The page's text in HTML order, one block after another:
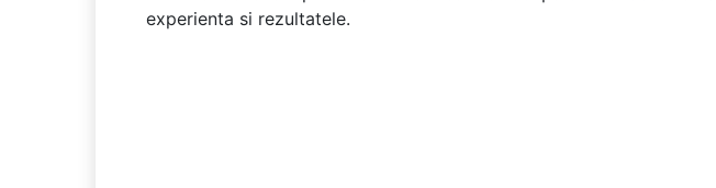
experienta si rezultatele.